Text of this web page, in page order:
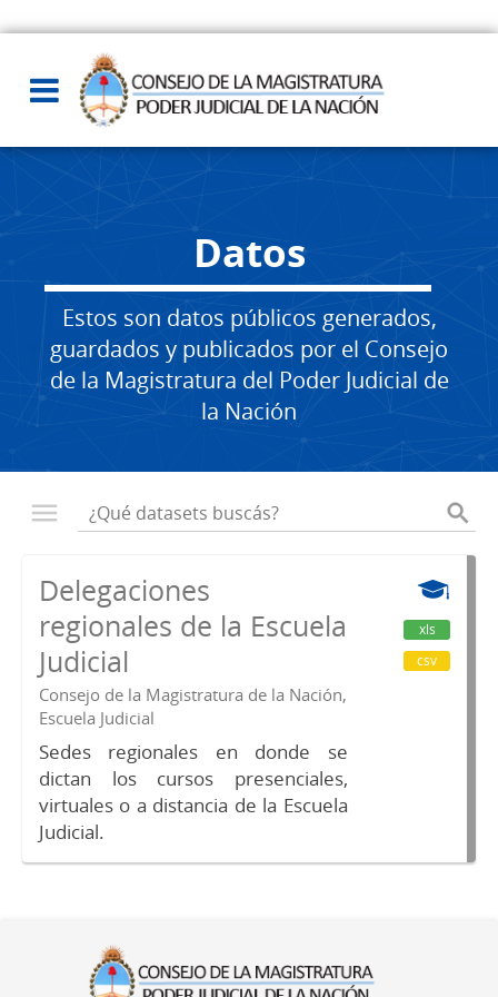
Datos
Estos son datos públicos generados,
guardados y publicados por el Consejo
de la Magistratura del Poder Judicial de
la Nación
Delegaciones
regionales de la Escuela
Judicial
Consejo de la Magistratura de la Nación,
Escuela Judicial
Sedes regionales en donde se
dictan los cursos presenciales,
virtuales o a distancia de la Escuela
Judicial.
xls
csv